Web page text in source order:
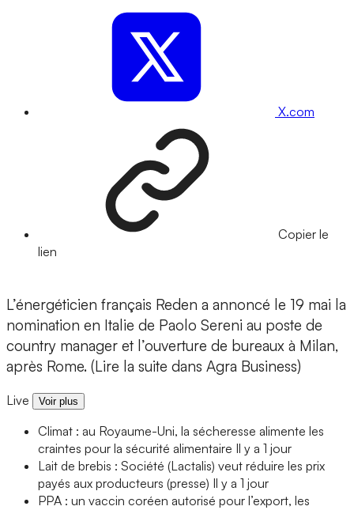
X.com
Copier le
lien
L’énergéticien français Reden a annoncé le 19 mai la
nomination en Italie de Paolo Sereni au poste de
country manager et l’ouverture de bureaux à Milan,
après Rome. (Lire la suite dans Agra Business)
Live Voir plus
Climat : au Royaume-Uni, la sécheresse alimente les
craintes pour la sécurité alimentaire Il y a 1 jour
Lait de brebis : Société (Lactalis) veut réduire les prix
payés aux producteurs (presse) Il y a 1 jour
PPA : un vaccin coréen autorisé pour l’export, les